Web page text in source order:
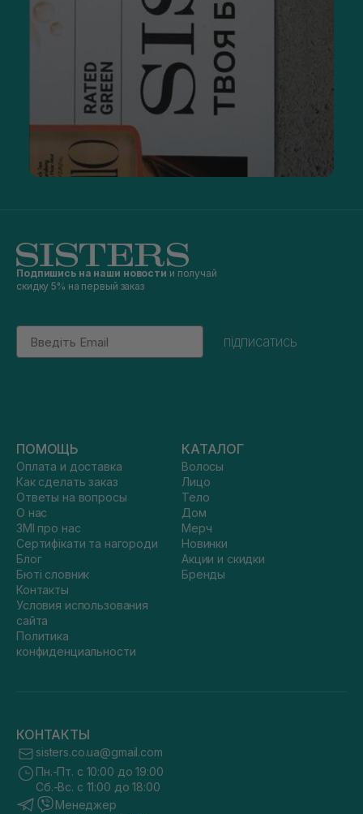
Подпишись на наши новости и получай
скидку 5% на первый заказ
Email
підписатись
ПОМОЩЬ
Оплата и доставка
Как сделать заказ
Ответы на вопросы
О нас
ЗМІ про нас
Сертифікати та нагороди
Блог
Бюті словник
Контакты
Условия использования
сайта
Политика
конфиденциальности
КАТАЛОГ
Волосы
Лицо
Тело
Дом
Мерч
Новинки
Акции и скидки
Бренды
КОНТАКТЫ
sisters.co.ua@gmail.com
Пн.-Пт. с 10:00 до 19:00
Сб.-Вс. с 11:00 до 18:00
Менеджер